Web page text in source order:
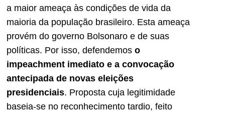
a maior ameaça às condições de vida da
maioria da população brasileiro. Esta ameaça
provém do governo Bolsonaro e de suas
políticas. Por isso, defendemos o
impeachment imediato e a convocação
antecipada de novas eleições
presidenciais. Proposta cuja legitimidade
baseia-se no reconhecimento tardio, feito